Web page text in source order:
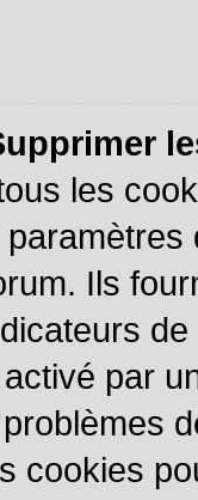
les
Ils
par
cookies